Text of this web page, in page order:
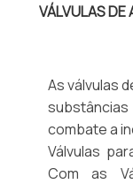
VÁLVULAS DE
As válvulas
combate a
Válvulas
Com as